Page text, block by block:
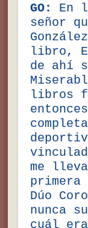
GO:
En
señor
libro,
de ahí
libros
me
primera
Dúo
nunca
cuál